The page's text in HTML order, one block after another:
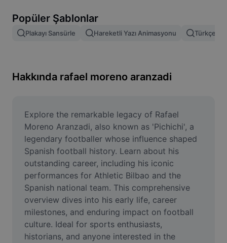
Resim birleştirme
Resmi Yeniden Boyutlandırma
Mizah Görseli Oluşturucu
AI Text Remover
AI People Remover
AI Inpainting
Face Cutout
Video
Popüler Şablonlar
Plakayı Sansürle Hareketli Yazı Animasyonu Türkçe
Hakkında rafael moreno aranzadi
Explore the remarkable legacy of Rafael
Moreno Aranzadi, also known as 'Pichichi', a
legendary footballer whose influence shaped
Spanish football history. Learn about his
outstanding career, including his iconic
performances for Athletic Bilbao and the
Spanish national team. This comprehensive
overview dives into his early life, career
milestones, and enduring impact on football
culture. Ideal for sports enthusiasts,
historians, and anyone interested in the